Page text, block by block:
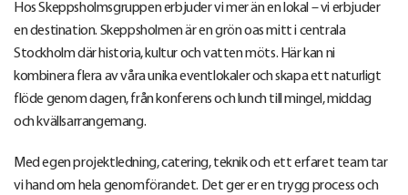
Hos Skeppsholmsgruppen erbjuder vi mer än en lokal – vi erbjuder
en destination. Skeppsholmen är en grön oas mitt i centrala
Stockholm där historia, kultur och vatten möts. Här kan ni
kombinera flera av våra unika eventlokaler och skapa ett naturligt
flöde genom dagen, från konferens och lunch till mingel, middag
och kvällsarrangemang.
Med egen projektledning, catering, teknik och ett erfaret team tar
vi hand om hela genomförandet. Det ger er en trygg process och